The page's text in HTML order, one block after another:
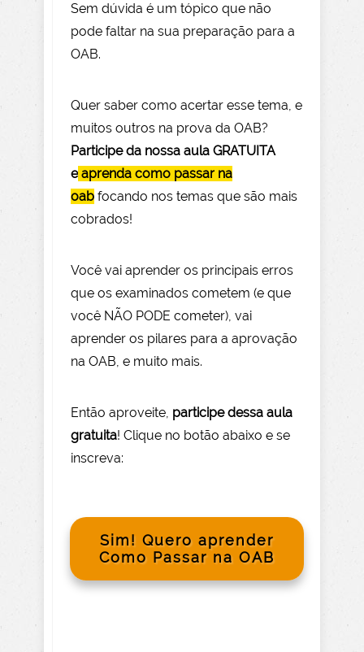
Sem dúvida é um tópico que não
pode faltar na sua preparação para a
OAB.
Quer saber como acertar esse tema, e
muitos outros na prova da OAB?
Participe da nossa aula GRATUITA
e aprenda como passar na
oab focando nos temas que são mais
cobrados!
Você vai aprender os principais erros
que os examinados cometem (e que
você NÃO PODE cometer), vai
aprender os pilares para a aprovação
na OAB, e muito mais.
Então aproveite participe dessa aula
gratuita! Clique no botão abaixo e se
inscreva:
Sim! Quero aprender
Como Passar na OAB